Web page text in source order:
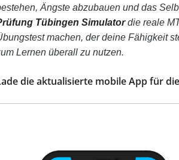
Ängste abzubauen und das
Tübingen Simulatordie reale
machen, der deine Fähigkeit
Lernen überall zu nutzen.
die aktualisierte mobile App für